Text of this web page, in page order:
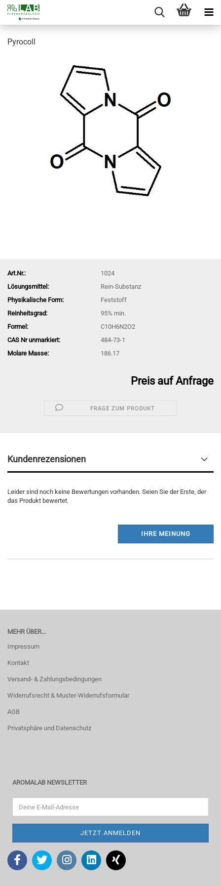
Pyrocoll
Art.Nr.:
1024
Lösungsmittel:
Rein-Substanz
Physikalische Form:
Feststoff
Reinheitsgrad:
95% min.
Formel:
C10H6N2O2
CAS Nr unmarkiert:
484-73-1
Molare Masse:
186.17
Preis auf Anfrage
FRAGE ZUM PRODUKT
Kundenrezensionen
Leider sind noch keine Bewertungen vorhanden. Seien Sie der Erste, der
das Produkt bewertet.
IHRE MEINUNG
MEHR ÜBER...
Impressum
Kontakt
Versand- & Zahlungsbedingungen
Widerrufsrecht & Muster-Widerrufsformular
AGB
Privatsphäre und Datenschutz
AROMALAB NEWSLETTER